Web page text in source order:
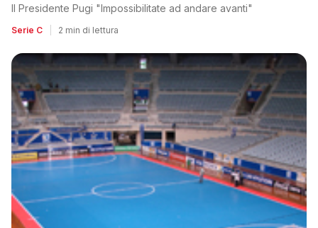
Il Presidente Pugi "Impossibilitate ad andare avanti"
Serie C 2 min di lettura